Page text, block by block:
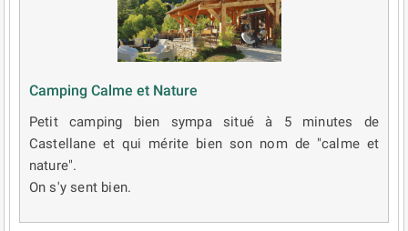
Camping Calme et Nature
Petit camping bien sympa situé à 5 minutes de
Castellane et qui mérite bien son nom de "calme et
nature".
On s'y sent bien.